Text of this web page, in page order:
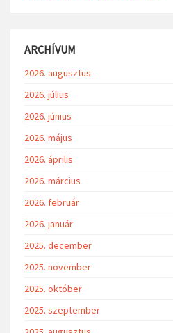
ARCHÍVUM
2026. augusztus
2026. július
2026. június
2026. május
2026. április
2026. március
2026. február
2026. január
2025. december
2025. november
2025. október
2025. szeptember